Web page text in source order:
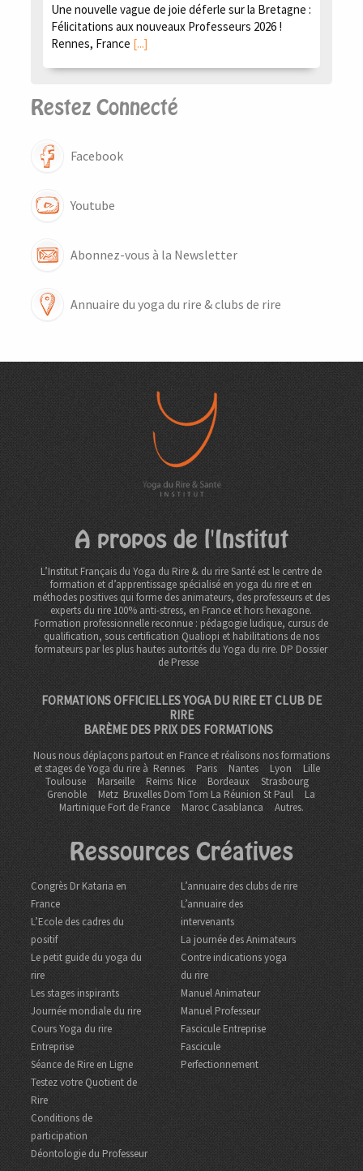
Une nouvelle vague de joie déferle sur la Bretagne :
Félicitations aux nouveaux Professeurs 2026 !
Rennes, France [...]
Restez Connecté
Facebook
Youtube
Abonnez-vous à la Newsletter
Annuaire du yoga du rire & clubs de rire
A propos de l'Institut
L’Institut Français du Yoga du Rire & du rire Santé est le centre de
formation et d’apprentissage spécialisé en yoga du rire et en
méthodes positives qui forme des animateurs, des professeurs et des
experts du rire 100% anti-stress, en France et hors hexagone.
Formation professionnelle reconnue : pédagogie ludique, cursus de
qualification, sous certification Qualiopi et habilitations de nos
formateurs par les plus hautes autorités du Yoga du rire. DPDossier
de Presse
FORMATIONS OFFICIELLES YOGA DU RIRE ET CLUB DE
RIRE
BARÈME DES PRIX DES FORMATIONS
Nous nous déplaçons partout en France et réalisons nos formations
et stages de Yoga du rire à Rennes Paris Nantes Lyon
Lille
Toulouse
Marseille Reims Nice Bordeaux
Strasbourg
Grenoble
Metz Bruxelles Dom TomLa Réunion St Paul
La
Martinique Fort de France
Maroc Casablanca Autres.
Ressources Créatives
Congrès Dr Kataria en
France
L’Ecole des cadres du
positif
Le petit guide du yoga du
rire
Les stages inspirants
Journée mondiale du rire
Cours Yoga du rire
Entreprise
Séance de Rire en Ligne
Testez votre Quotient de
Rire
Conditions de
participation
Déontologie du Professeur
L’annuaire des clubs de rire
L’annuaire des
intervenants
La journée des Animateurs
Contre indications yoga
du rire
Manuel Animateur
Manuel Professeur
Fascicule Entreprise
Fascicule
Perfectionnement